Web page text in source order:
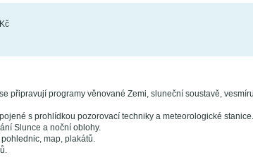
připravují programy věnované Zemi, sluneční soustavě,
s prohlídkou pozorovací techniky a meteorologické stanice.
Slunce a noční oblohy.
map, plakátů.